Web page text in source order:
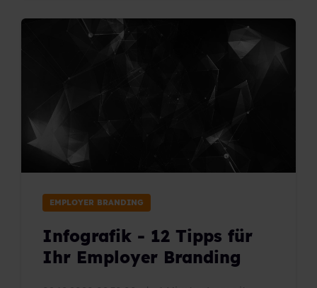
EMPLOYER BRANDING
Infografik - 12 Tipps für
Ihr Employer Branding